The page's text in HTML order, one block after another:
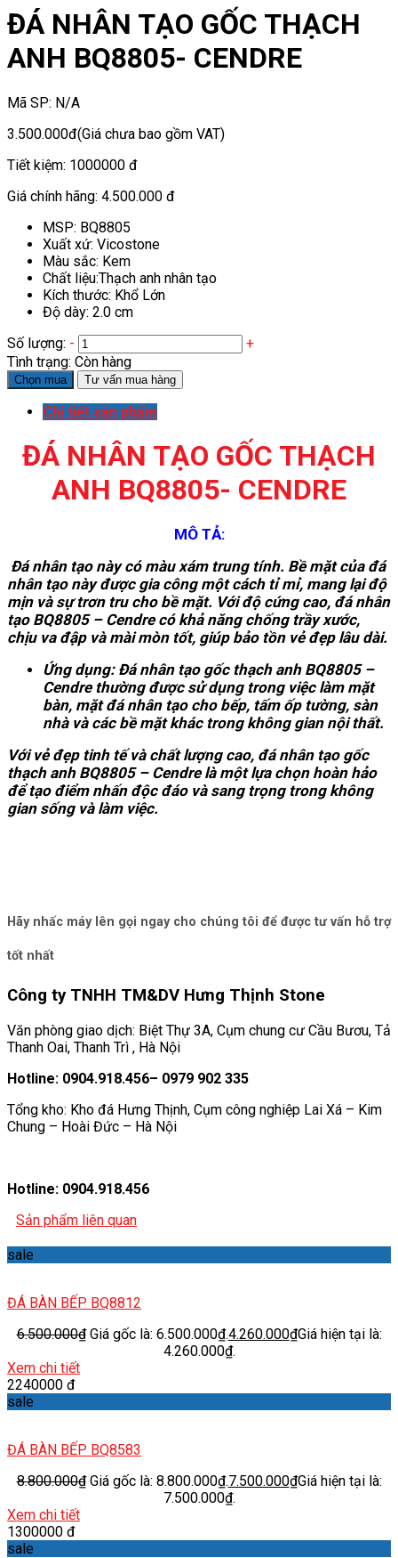
ĐÁ NHÂN TẠO GỐC THẠCH
ANH BQ8805- CENDRE
Mã SP: N/A
3.500.000đ(Giá chưa bao gồm VAT)
Tiết kiệm: 1000000 đ
Giá chính hãng: 4.500.000 đ
MSP: BQ8805
Xuất xứ: Vicostone
Màu sắc: Kem
Chất liệu:Thạch anh nhân tạo
Kích thước: Khổ Lớn
Độ dày: 2.0 cm
Số lượng: -
+
Tình trạng: Còn hàng
Chọn mua Tư vấn mua hàng
Chi tiết sản phẩm
ĐÁ NHÂN TẠO GỐC THẠCH
ANH BQ8805- CENDRE
MÔ TẢ:
Đá nhân tạo này có màu xám trung tính. Bề mặt của đá
nhân tạo này được gia công một cách tỉ mỉ, mang lại độ
mịn và sự trơn tru cho bề mặt. Với độ cứng cao, đá nhân
tạo BQ8805 – Cendre có khả năng chống trầy xước,
chịu va đập và mài mòn tốt, giúp bảo tồn vẻ đẹp lâu dài.
Ứng dụng: Đá nhân tạo gốc thạch anh BQ8805 –
Cendre thường được sử dụng trong việc làm mặt
bàn, mặt đá nhân tạo cho bếp, tấm ốp tường, sàn
nhà và các bề mặt khác trong không gian nội thất.
Với vẻ đẹp tinh tế và chất lượng cao, đá nhân tạo gốc
thạch anh BQ8805 – Cendre là một lựa chọn hoàn hảo
để tạo điểm nhấn độc đáo và sang trọng trong không
gian sống và làm việc.
Hãy nhấc máy lên gọi ngay cho chúng tôi để được tư vấn hỗ trợ
tốt nhất
Công ty TNHH TM&DV Hưng Thịnh Stone
Văn phòng giao dịch: Biệt Thự 3A, Cụm chung cư Cầu Bươu, Tả
Thanh Oai, Thanh Trì , Hà Nội
Hotline: 0904.918.456– 0979 902 335
Tổng kho: Kho đá Hưng Thịnh, Cụm công nghiệp Lai Xá – Kim
Chung – Hoài Đức – Hà Nội
Hotline: 0904.918.456
Sản phẩm liên quan
sale
ĐÁ BÀN BẾP BQ8812
6.500.000₫ Giá gốc là: 6.500.000₫.4.260.000₫Giá hiện tại là:
4.260.000₫.
Xem chi tiết
2240000 đ
sale
ĐÁ BÀN BẾP BQ8583
8.800.000₫ Giá gốc là: 8.800.000₫.7.500.000₫Giá hiện tại là:
7.500.000₫.
Xem chi tiết
1300000 đ
sale